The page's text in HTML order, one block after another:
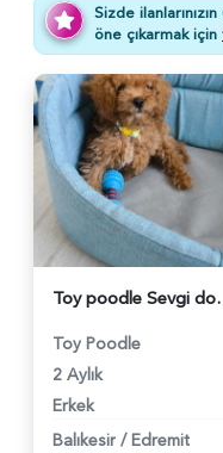
Sizde
öne çıkarmak için
Toy
Toy Poodle
2 Aylık
Erkek
Balıkesir / Edremit